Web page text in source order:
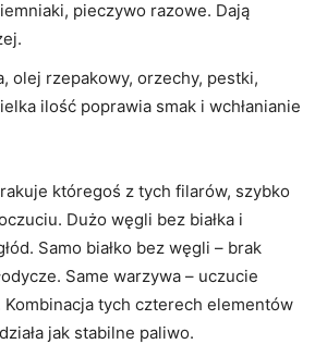
pieczywo razowe. Dają
olej rzepakowy, orzechy, pestki,
ilość poprawia smak i wchłanianie
któregoś z tych filarów, szybko
Dużo węgli bez białka i
Samo białko bez węgli – brak
Same warzywa – uczucie
Kombinacja tych czterech elementów
jak stabilne paliwo.